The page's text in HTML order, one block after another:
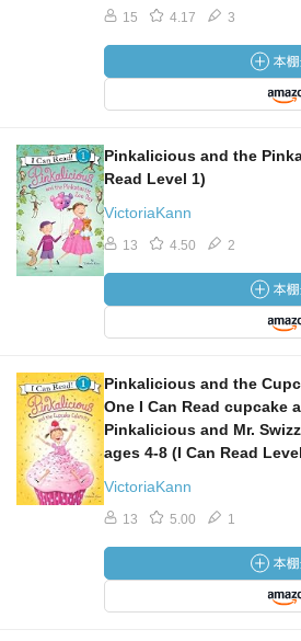
15 4.17 3
Pinkalicious and the
Read Level 1)
VictoriaKann
13 4.50 2
Pinkalicious and the
One I Can Read cupcake
Pinkalicious and Mr.
ages 4-8 (I Can Read
VictoriaKann
13 5.00 1